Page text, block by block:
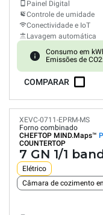
Painel Digital
Controle de umidade
Conectividade e IoT
Lavagem automática
Consumo em
Emissões de
COMPARAR
XEVC-0711-EPRM-MS
Forno combinado
CHEFTOP MIND.Maps™
COUNTERTOP
7 GN 1/1
Elétrico
Câmara de cozimento